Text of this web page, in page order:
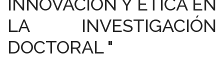
LA INVESTIGACIÓN
DOCTORAL "